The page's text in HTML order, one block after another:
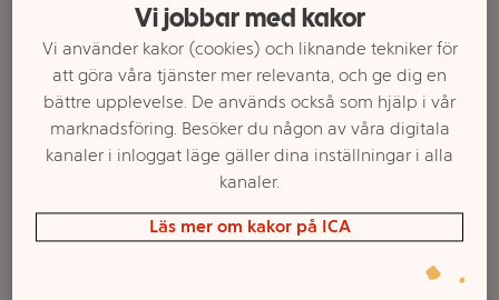
Välj butik och handla
Sortimentet kan variera mellan butikerna
Vi jobbar med kakor
Vi använder kakor (cookies) och liknande tekniker för
att göra våra tjänster mer relevanta, och ge dig en
bättre upplevelse. De används också som hjälp i vår
marknadsföring. Besöker du någon av våra digitala
kanaler i inloggat läge gäller dina inställningar i alla
kanaler.
Läs mer om kakor på ICA